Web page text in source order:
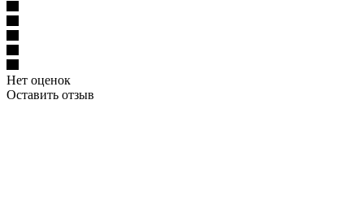
Нет оценок
Оставить отзыв